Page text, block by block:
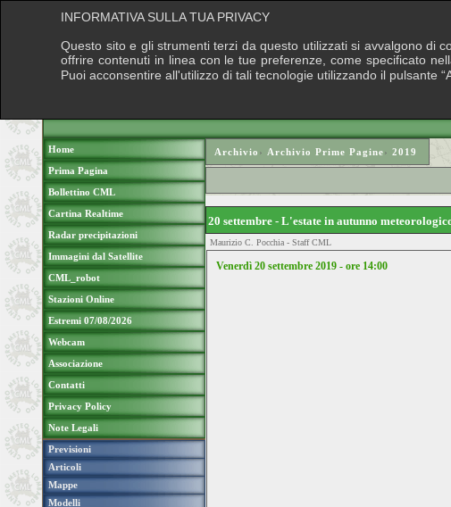
Home
Prima Pagina
Bollettino CML
Cartina Realtime
Radar precipitazioni
Immagini dal Satellite
CML_robot
Stazioni Online
Estremi 07/08/2026
Webcam
Associazione
Contatti
Privacy Policy
Note Legali
Previsioni
Articoli
Mappe
Modelli
Archivio › Archivio Prime Pagine› 2019
20 settembre - L'estate in autunno
Maurizio C. Pocchia - Staff CML
Venerdì 20 settembre 2019 - ore 14:00
INFORMATIVA SULLA TUA PRIVACY
Questo sito e gli strumenti terzi da questo utilizzati si avvalgono di
offrire contenuti in linea con le tue preferenze, come specificato
Puoi acconsentire all'utilizzo di tali tecnologie utilizzando il pulsante